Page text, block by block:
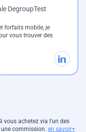
DegroupTest
forfaits mobile, je
vous trouver des
vous achetez via l'un des
commission. en savoir+